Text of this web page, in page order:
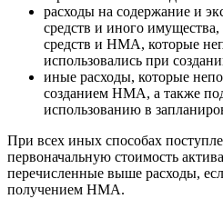
расходы на содержание и
средств и иного
средств и НМА, которые
использовались при
иные расходы, которые
созданием НМА, а также
использованию в
При всех иных способах
первоначальную стоимость
перечисленные выше расходы,
получением НМА.